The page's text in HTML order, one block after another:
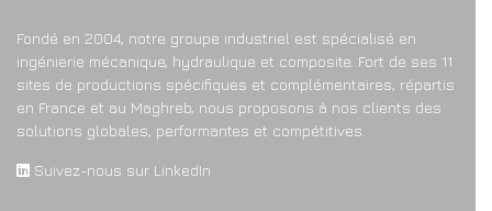
Fondé en 2004, notre groupe industriel est spécialisé en
ingénierie mécanique, hydraulique et composite. Fort de ses 11
sites de productions spécifiques et complémentaires, répartis
en France et au Maghreb, nous proposons à nos clients des
solutions globales, performantes et compétitives.
Suivez-nous sur LinkedIn